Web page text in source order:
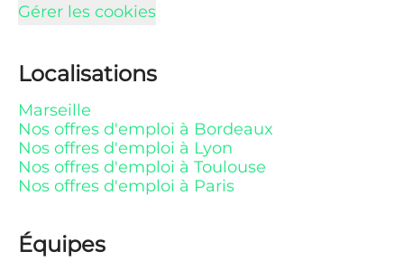
Gérer les cookies
Localisations
Marseille
Nos offres d'emploi à Bordeaux
Nos offres d'emploi à Lyon
Nos offres d'emploi à Toulouse
Nos offres d'emploi à Paris
Équipes